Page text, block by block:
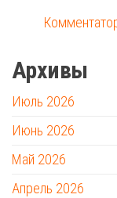
Архивы
Июль 2026
Июнь 2026
Май 2026
Апрель 2026